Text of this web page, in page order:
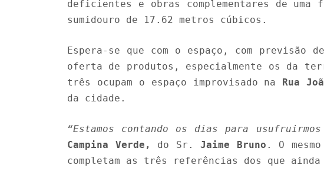
deficientes e obras complementares de
sumidouro de 17.62 metros cúbicos.
Espera-se que com o espaço, com
oferta de produtos, especialmente os da
três ocupam o espaço improvisado na
Rua
da cidade.
“Estamos contando os dias para usufruirmos
Campina Verde,
do Sr.Jaime Bruno . O
completam as três referências dos que